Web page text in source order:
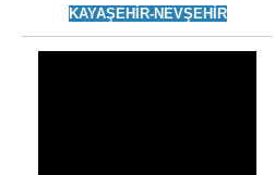
KAYAŞEHİR-NEVŞEHİR